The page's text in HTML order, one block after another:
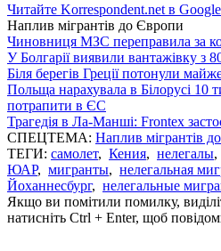
Читайте Korrespondent.net в
Наплив мігрантів до Європи
Чиновниця МЗС переправила за
У Болгарії виявили вантажівку з
Біля берегів Греції потонули
Польща нарахувала в Білорусі 10
потрапити в ЄС
Трагедія в Ла-Манші: Frontex
СПЕЦТЕМА: Наплив мігрантів
ТЕГИ: самолет, Кения, нелегалы,
ЮАР, мигранты, нелегальная
Йоханнесбург, нелегальные
Якщо ви помітили помилку,
натисніть Ctrl + Enter, щоб